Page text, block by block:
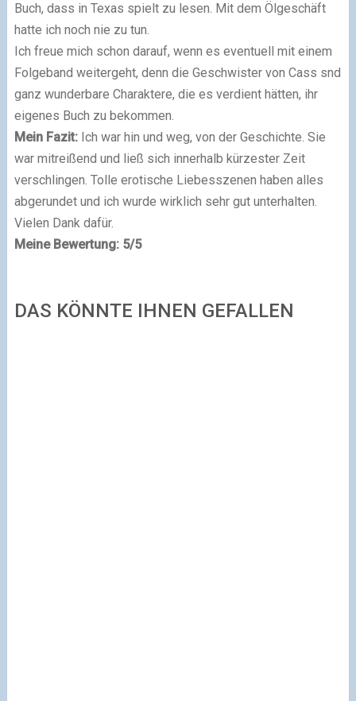
Buch, dass in Texas spielt zu lesen. Mit dem Ölgeschäft
hatte ich noch nie zu tun.
Ich freue mich schon darauf, wenn es eventuell mit einem
Folgeband weitergeht, denn die Geschwister von Cass snd
ganz wunderbare Charaktere, die es verdient hätten, ihr
eigenes Buch zu bekommen.
Mein Fazit:Ich war hin und weg, von der Geschichte. Sie
war mitreißend und ließ sich innerhalb kürzester Zeit
verschlingen. Tolle erotische Liebesszenen haben alles
abgerundet und ich wurde wirklich sehr gut unterhalten.
Vielen Dank dafür.
Meine Bewertung: 5/5
DAS KÖNNTE IHNEN GEFALLEN